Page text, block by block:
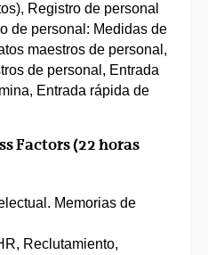
Registro de personal
de personal: Medidas de
maestros de personal,
de personal, Entrada
Entrada rápida de
Factors (22 horas
Memorias de
Reclutamiento,